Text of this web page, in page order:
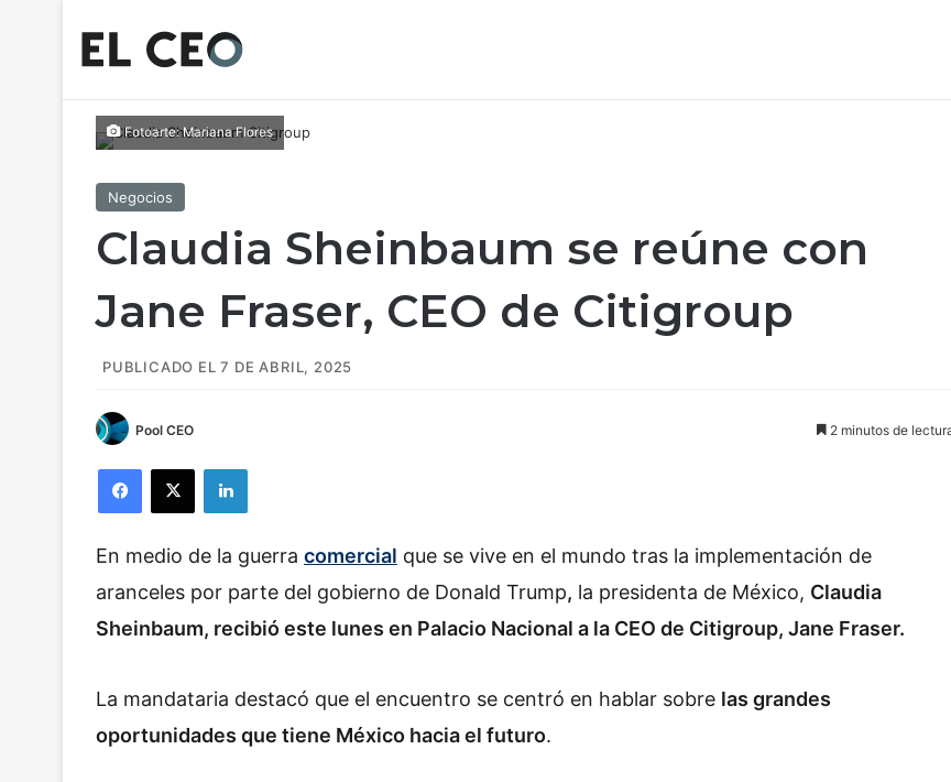
Fotoarte: Mariana Flores
Negocios
Claudia Sheinbaum se reúne con
Jane Fraser, CEO de Citigroup
PUBLICADO EL 7 DE ABRIL, 2025
Pool CEO 2 minutos de
En medio de la guerra comercial que se vive en el mundo tras la implementación de
aranceles por parte del gobierno de Donald Trump, la presidenta de México, Claudia
Sheinbaum, recibió este lunes en Palacio Nacional a la CEO de Citigroup, Jane Fraser.
La mandataria destacó que el encuentro se centró en hablar sobre las grandes
oportunidades que tiene México hacia el futuro.